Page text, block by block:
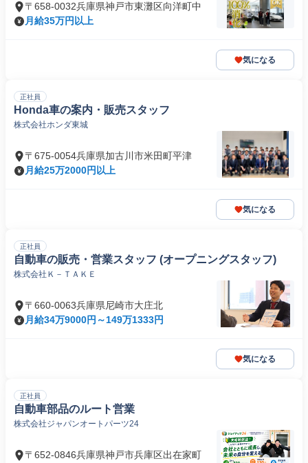
〒658-0032兵庫県神戸市東灘区向洋町中
月給35万円以上
気になる
正社員
Honda車の案内・販売スタッフ
株式会社ホンダ東城
〒675-0054兵庫県加古川市米田町平津
月給25万2000円以上
気になる
正社員
自動車の販売・営業スタッフ (オープニングスタッフ)
株式会社Ｋ－ＴＡＫＥ
〒660-0063兵庫県尼崎市大庄北
月給34万9000円～149万1333円
気になる
正社員
自動車部品のルート営業
株式会社ジャパンオートパーツ24
〒652-0846兵庫県神戸市兵庫区出在家町